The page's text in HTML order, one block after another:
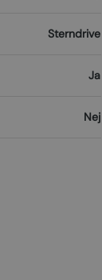
Sterndrive
Ja
Nej